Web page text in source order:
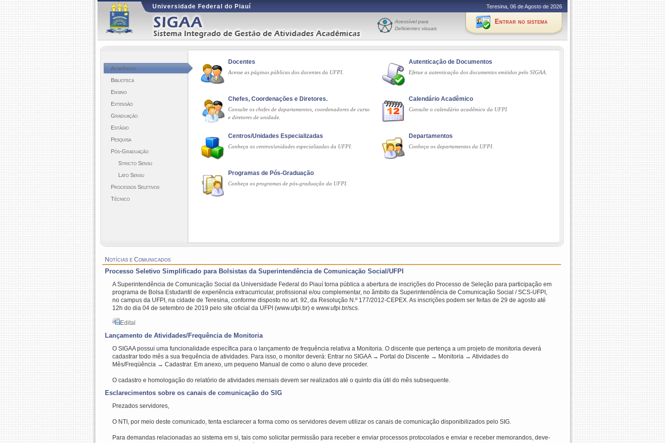
Universidade Federal do Piauí Teresina, 06 de Agosto de 2026
Acessível para
Deficientes visuais
Entrar no sistema
Acadêmico
Biblioteca
Ensino
Extensão
Graduação
Estágio
Pesquisa
Pós-Graduação
Stricto Sensu
Lato Sensu
Processos Seletivos
Técnico
Docentes
Acesse as páginas públicas dos docentes da UFPI.
Autenticação de Documentos
Efetue a autenticação dos documentos emitidos pelo SIGAA.
Chefes, Coordenações e Diretores.
Consulte os chefes de departamentos, coordenadores de curso
e diretores de unidade.
Calendário Acadêmico
Consulte o calendário acadêmico da UFPI
Centros/Unidades Especializadas
Conheça os centros/unidades especializadas da UFPI.
Departamentos
Conheça os departamentos da UFPI.
Programas de Pós-Graduação
Conheça os programas de pós-graduação da UFPI.
Notícias e Comunicados
Processo Seletivo Simplificado para Bolsistas da Superintendência de Comunicação Social/UFPI
A Superintendência de Comunicação Social da Universidade Federal do Piauí torna pública a abertura de inscrições do Processo de Seleção para participação em
programa de Bolsa Estudantil de experiência extracurricular, profissional e/ou complementar, no âmbito da Superintendência de Comunicação Social / SCS-UFPI,
no campus da UFPI, na cidade de Teresina, conforme disposto no art. 92, da Resolução N.º 177/2012-CEPEX. As inscrições podem ser feitas de 29 de agosto até
12h do dia 04 de setembro de 2019 pelo site oficial da UFPI (www.ufpi.br) e www.ufpi.br/scs.
Edital
Lançamento de Atividades/Frequência de Monitoria
O SIGAA possui uma funcionalidade específica para o lançamento de frequência relativa a Monitoria. O discente que pertença a um projeto de monitoria deverá
cadastrar todo mês a sua frequência de atividades. Para isso, o monitor deverá: Entrar no SIGAA → Portal do Discente → Monitoria → Atividades do
Mês/Freqüência → Cadastrar. Em anexo, um pequeno Manual de como o aluno deve proceder.
O cadastro e homologação do relatório de atividades mensais devem ser realizados até o quinto dia útil do mês subsequente.
Esclarecimentos sobre os canais de comunicação do SIG
Prezados servidores,
O NTI, por meio deste comunicado, tenta esclarecer a forma como os servidores devem utilizar os canais de comunicação disponibilizados pelo SIG.
Para demandas relacionadas ao sistema em si, tais como solicitar permissão para receber e enviar processos protocolados e enviar e receber memorandos, deve-